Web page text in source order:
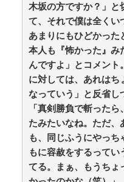
12:39)
韓国人「知られざる日
す‥」→「サムスンがな
ていたのに‥」 / anaguro
中西悠理アナ 袖口か
anaguro - 総合 NEW! (8/6
【必見】大阪ミナミの
ームでベトナム国籍8人
とめMAP(総合)
NEW! (8/
【速報】NHK職員が
MAP(総合) NEW! (8/6
【なぜ韓国にはキム姓
日本は30万…歴史的背
な歴史が原動力」 / 5ch
木坂の方ですか？」と
て、それで僕は全くい
あまりにもひどかった
本人も『怖かった』み
んですよ」とコメント
に対しては、あれはち
なっていう」と反省し
「真剣勝負で斬った
たみたいなね。ただ、
も、同じふうにやっ
もに容赦をするってい
てる。まぁ、もうちょ